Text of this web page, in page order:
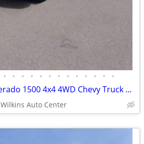
• • • • • • • • • • • • •
2017 Chevrolet Silverado 1500 4x4 4WD Chevy Truck Crew Cab 143.5 LTZ
Wilkins Auto Center